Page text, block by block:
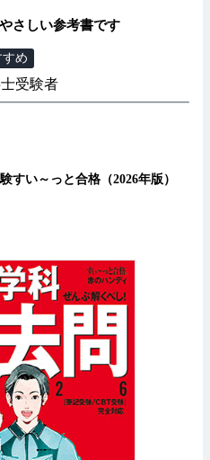
さしい参考書です
め
受験者
すい～っと合格（2026年版）